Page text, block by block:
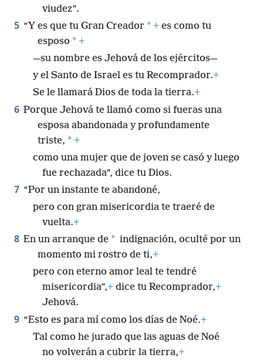
viudez”.
5 “Y es que tu Gran Creador * + es como tu
esposo * +
—su nombre es Jehová de los ejércitos—
y el Santo de Israel es tu Recomprador.+
Se le llamará Dios de toda la tierra.+
6 Porque Jehová te llamó como si fueras una
esposa abandonada y profundamente
triste, * +
como una mujer que de joven se casó y luego
fue rechazada”, dice tu Dios.
7 “Por un instante te abandoné,
pero con gran misericordia te traeré de
vuelta.+
8 En un arranque de * indignación, oculté por un
momento mi rostro de ti,+
pero con eterno amor leal te tendré
misericordia”,+ dice tu Recomprador,+
Jehová.
9 “Esto es para mí como los días de Noé.+
Tal como he jurado que las aguas de Noé
no volverán a cubrir la tierra,+